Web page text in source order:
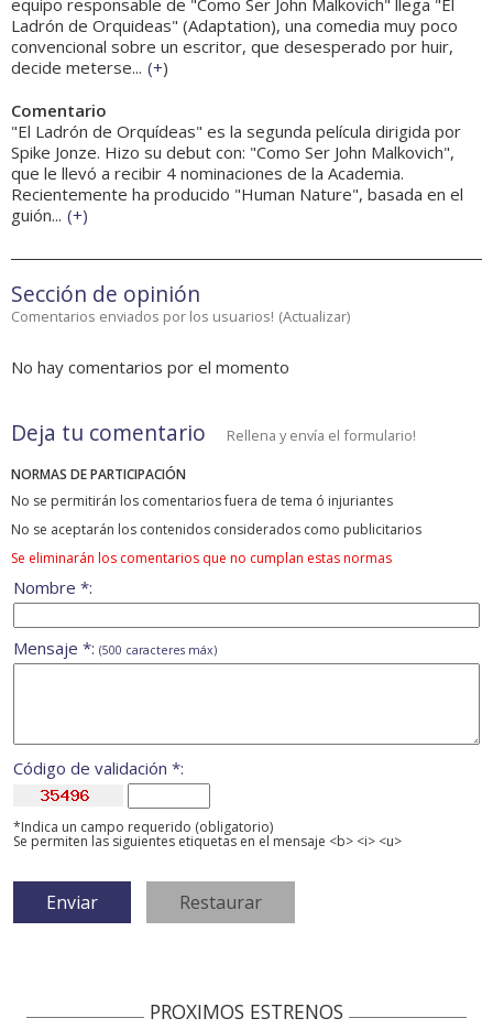
equipo responsable de "Como Ser John Malkovich" llega "El
Ladrón de Orquideas" (Adaptation), una comedia muy poco
convencional sobre un escritor, que desesperado por huir,
decide meterse... (+)
Comentario
"El Ladrón de Orquídeas" es la segunda película dirigida por
Spike Jonze. Hizo su debut con: "Como Ser John Malkovich",
que le llevó a recibir 4 nominaciones de la Academia.
Recientemente ha producido "Human Nature", basada en el
guión... (+)
Sección de opinión
Comentarios enviados por los usuarios! (Actualizar)
No hay comentarios por el momento
Deja tu comentario Rellena y envía el formulario!
NORMAS DE PARTICIPACIÓN
No se permitirán los comentarios fuera de tema ó injuriantes
No se aceptarán los contenidos considerados como publicitarios
Se eliminarán los comentarios que no cumplan estas normas
Nombre *:
Mensaje *: (500 caracteres máx)
Código de validación *:
*Indica un campo requerido (obligatorio)
Se permiten las siguientes etiquetas en el mensaje <b> <i> <u>
PROXIMOS ESTRENOS